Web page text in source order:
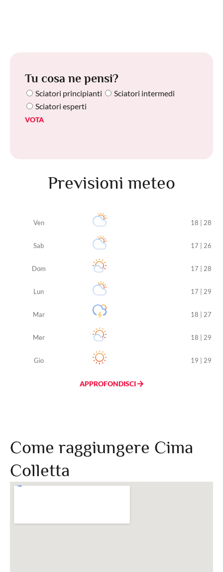
Tu cosa ne pensi?
Sciatori principianti
Sciatori intermedi
Sciatori esperti
VOTA
Previsioni meteo
Ven 18 | 28
Sab 17 | 26
Dom 17 | 28
Lun 17 | 29
Mar 18 | 27
Mer 18 | 29
Gio 19 | 29
APPROFONDISCI
Come raggiungere Cima
Colletta